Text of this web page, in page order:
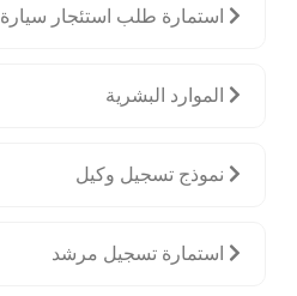
استمارة طلب استئجار سيارة
الموارد البشرية
نموذج تسجيل وكيل
استمارة تسجيل مرشد